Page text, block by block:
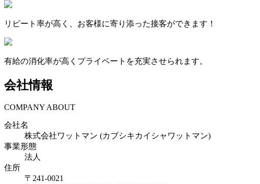
リピート率が高く、お客様に寄り添った接客ができます！
有給の消化率が高くプライベートを充実させられます。
会社情報
COMPANY ABOUT
会社名
株式会社ワットマン (カブシキカイシャワットマン)
事業形態
法人
住所
〒 241-0021